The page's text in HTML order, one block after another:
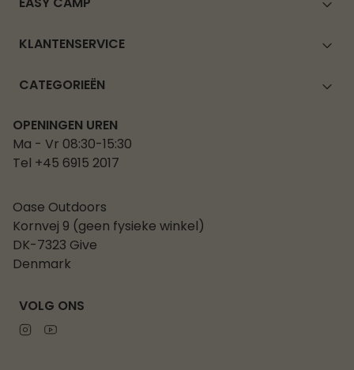
KLANTENSERVICE
CATEGORIEËN
OPENINGEN UREN
Ma - Vr 08:30-15:30
Tel +45 6915 2017
Oase Outdoors
Kornvej 9 (geen fysieke winkel)
DK-7323 Give
Denmark
VOLG ONS
Instagram
Youtube